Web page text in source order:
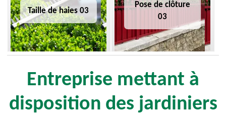
Taille de haies 03
Pose de clôture
03
Entreprise mettant à
disposition des jardiniers